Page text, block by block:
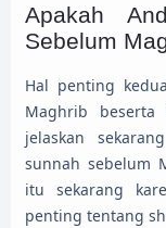
Apakah
Sebelum
Hal penting
Maghrib beserta
jelaskan
sunnah sebelum
itu sekarang
penting tentang